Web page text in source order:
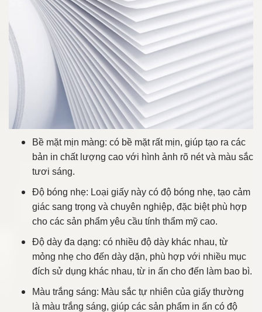
Bề mặt mịn màng: có bề mặt rất mịn, giúp tạo ra các
bản in chất lượng cao với hình ảnh rõ nét và màu sắc
tươi sáng.
Độ bóng nhẹ: Loại giấy này có độ bóng nhẹ, tạo cảm
giác sang trọng và chuyên nghiệp, đặc biệt phù hợp
cho các sản phẩm yêu cầu tính thẩm mỹ cao.
Độ dày đa dạng: có nhiều độ dày khác nhau, từ
mỏng nhẹ cho đến dày dặn, phù hợp với nhiều mục
đích sử dụng khác nhau, từ in ấn cho đến làm bao bì.
Màu trắng sáng: Màu sắc tự nhiên của giấy thường
là màu trắng sáng, giúp các sản phẩm in ấn có độ